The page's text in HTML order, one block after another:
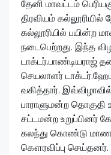
தேனி மாவட்டம்
திரவியம் கல்லூரியில்
கல்லூரியில் பயின்ற
நடைபெற்றது. இந்த
டாக்டர்.பாண்டியராஜ்
செயலாளர்
வகித்தார். இவ்விழாவில்
பாராளுமன்ற தொகுதி
சட்டமன்ற உறுப்பினர்
கலந்து கொண்டு
கௌரவிப்பு செய்தனர்.